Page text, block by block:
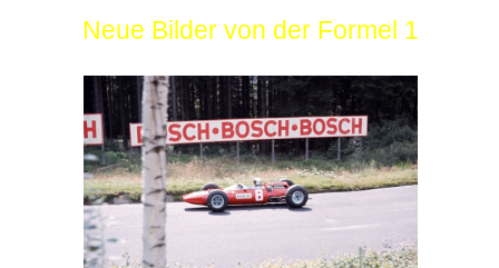
Neue Bilder von der Formel 1